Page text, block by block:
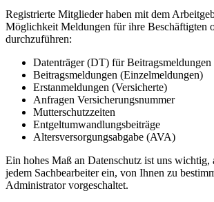
Registrierte Mitglieder haben mit dem
Möglichkeit Meldungen für ihre Beschäftigten
durchzuführen:
Datenträger (DT) für Beitragsmeldungen
Beitragsmeldungen (Einzelmeldungen)
Erstanmeldungen (Versicherte)
Anfragen Versicherungsnummer
Mutterschutzzeiten
Entgeltumwandlungsbeiträge
Altersversorgungsabgabe (AVA)
Ein hohes Maß an Datenschutz ist uns wichtig,
jedem Sachbearbeiter ein, von Ihnen zu
Administrator vorgeschaltet.